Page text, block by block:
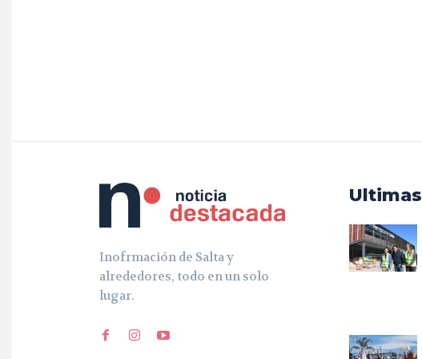
Inofrmación de Salta y
alrededores, todo en un solo
lugar.
Ultimas